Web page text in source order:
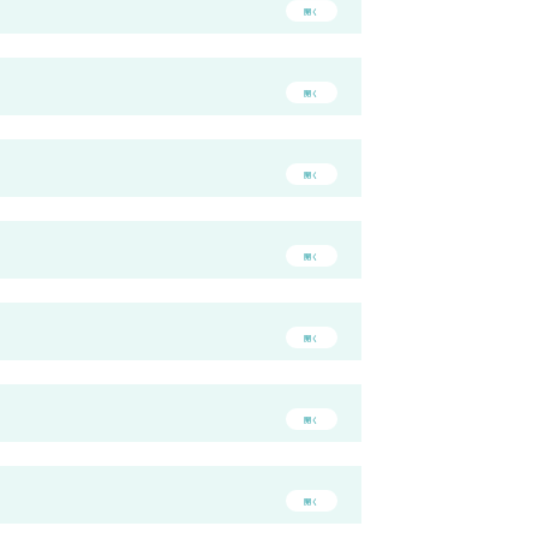
開く
開く
開く
開く
開く
開く
開く